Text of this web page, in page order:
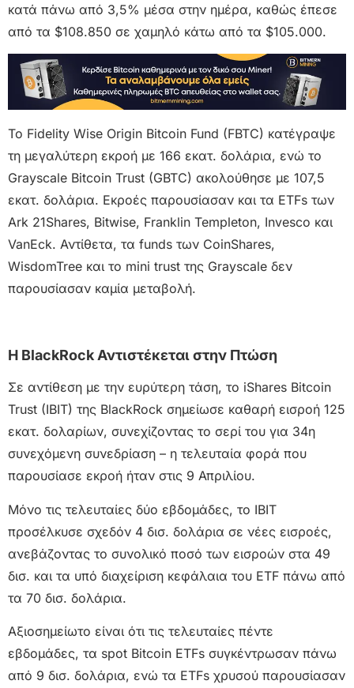
κατά πάνω από 3,5% μέσα στην ημέρα, καθώς έπεσε
από τα $108.850 σε χαμηλό κάτω από τα $105.000.
Το Fidelity Wise Origin Bitcoin Fund (FBTC) κατέγραψε
τη μεγαλύτερη εκροή με 166 εκατ. δολάρια, ενώ το
Grayscale Bitcoin Trust (GBTC) ακολούθησε με 107,5
εκατ. δολάρια. Εκροές παρουσίασαν και τα ETFs των
Ark 21Shares, Bitwise, Franklin Templeton, Invesco και
VanEck. Αντίθετα, τα funds των CoinShares,
WisdomTree και το mini trust της Grayscale δεν
παρουσίασαν καμία μεταβολή.
Η BlackRock Αντιστέκεται στην Πτώση
Σε αντίθεση με την ευρύτερη τάση, το iShares Bitcoin
Trust (IBIT) της BlackRock σημείωσε καθαρή εισροή 125
εκατ. δολαρίων, συνεχίζοντας το σερί του για 34η
συνεχόμενη συνεδρίαση – η τελευταία φορά που
παρουσίασε εκροή ήταν στις 9 Απριλίου.
Μόνο τις τελευταίες δύο εβδομάδες, το IBIT
προσέλκυσε σχεδόν 4 δισ. δολάρια σε νέες εισροές,
ανεβάζοντας το συνολικό ποσό των εισροών στα 49
δισ. και τα υπό διαχείριση κεφάλαια του ETF πάνω από
τα 70 δισ. δολάρια.
Αξιοσημείωτο είναι ότι τις τελευταίες πέντε
εβδομάδες, τα spot Bitcoin ETFs συγκέντρωσαν πάνω
από 9 δισ. δολάρια, ενώ τα ETFs χρυσού παρουσίασαν